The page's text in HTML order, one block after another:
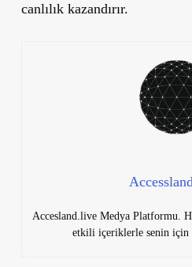
canlılık kazandırır.
Accesland.live Medya Platformu.
etkili içeriklerle senin için